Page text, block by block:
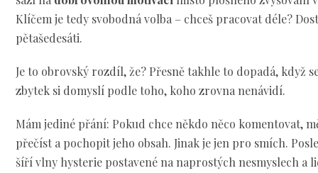
Klíčem je tedy svobodná volba – chceš pracovat déle?
pětašedesáti.
Je to obrovský rozdíl, že? Přesně takhle to dopadá, když
zbytek si domyslí podle toho, koho zrovna nenávidí.
Mám jediné přání: Pokud chce někdo něco komentovat,
přečíst a pochopit jeho obsah. Jinak je jen pro smích.
šíří vlny hysterie postavené na naprostých nesmyslech a